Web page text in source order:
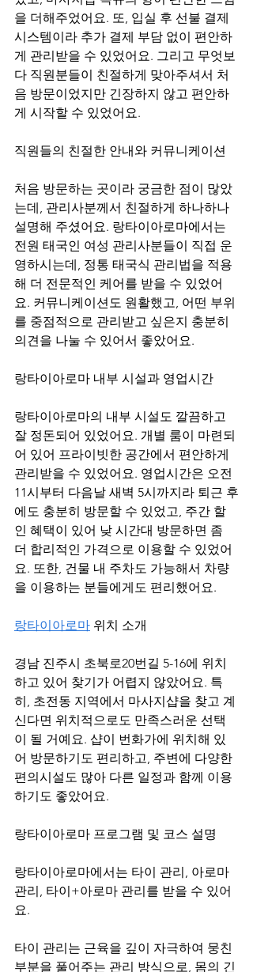
을 더해주었어요. 또, 입실 후 선불 결제
시스템이라 추가 결제 부담 없이 편안하
게 관리받을 수 있었어요. 그리고 무엇보
다 직원분들이 친절하게 맞아주셔서 처
음 방문이었지만 긴장하지 않고 편안하
게 시작할 수 있었어요.
직원들의 친절한 안내와 커뮤니케이션
처음 방문하는 곳이라 궁금한 점이 많았
는데, 관리사분께서 친절하게 하나하나
설명해 주셨어요. 랑타이아로마에서는
전원 태국인 여성 관리사분들이 직접 운
영하시는데, 정통 태국식 관리법을 적용
해 더 전문적인 케어를 받을 수 있었어
요. 커뮤니케이션도 원활했고, 어떤 부위
를 중점적으로 관리받고 싶은지 충분히
의견을 나눌 수 있어서 좋았어요.
랑타이아로마 내부 시설과 영업시간
랑타이아로마의 내부 시설도 깔끔하고
잘 정돈되어 있었어요. 개별 룸이 마련되
어 있어 프라이빗한 공간에서 편안하게
관리받을 수 있었어요. 영업시간은 오전
11시부터 다음날 새벽 5시까지라 퇴근 후
에도 충분히 방문할 수 있었고, 주간 할
인 혜택이 있어 낮 시간대 방문하면 좀
더 합리적인 가격으로 이용할 수 있었어
요. 또한, 건물 내 주차도 가능해서 차량
을 이용하는 분들에게도 편리했어요.
랑타이아로마 위치 소개
경남 진주시 초북로20번길 5-16에 위치
하고 있어 찾기가 어렵지 않았어요. 특
히, 초전동 지역에서 마사지샵을 찾고 계
신다면 위치적으로도 만족스러운 선택
이 될 거예요. 샵이 번화가에 위치해 있
어 방문하기도 편리하고, 주변에 다양한
편의시설도 많아 다른 일정과 함께 이용
하기도 좋았어요.
랑타이아로마 프로그램 및 코스 설명
랑타이아로마에서는 타이 관리, 아로마
관리, 타이+아로마 관리를 받을 수 있어
요.
타이 관리는 근육을 깊이 자극하여 뭉친
부분을 풀어주는 관리 방식으로, 몸의 긴